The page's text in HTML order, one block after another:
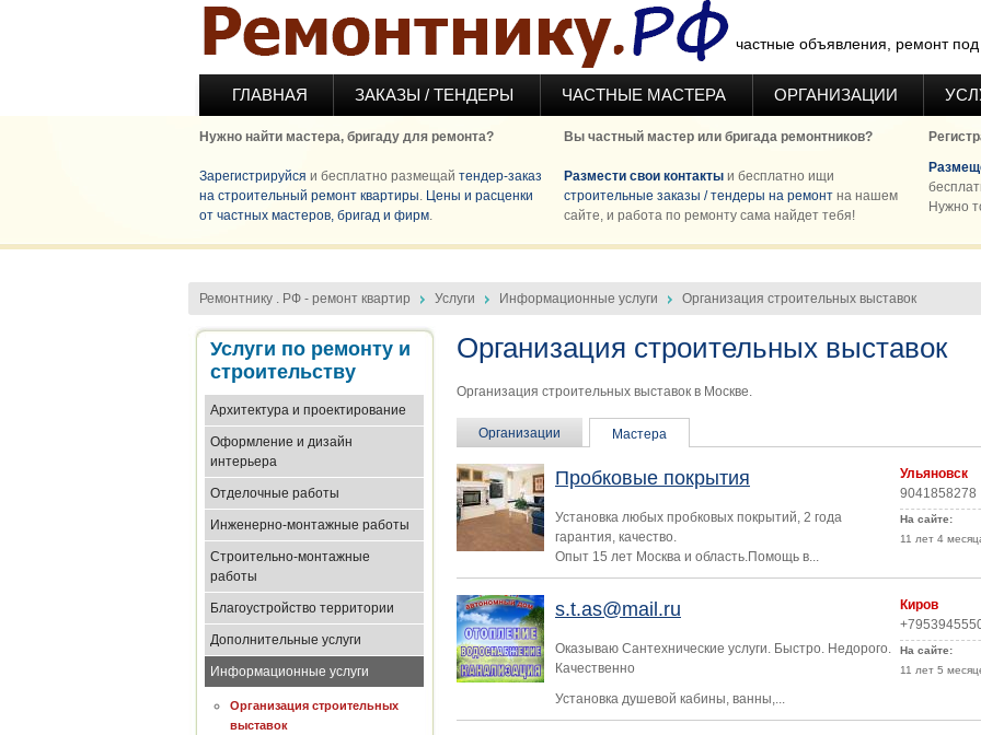
Перейти к основному содержанию
частные объявления, ремонт
ГЛАВНАЯ ЗАКАЗЫ / ТЕНДЕРЫ ЧАСТНЫЕ МАСТЕРА ОРГАНИЗАЦИИ
Нужно найти мастера, бригаду для ремонта?
Зарегистрируйся и бесплатно размещай тендер-заказ
на строительный ремонт квартиры. Цены и расценки
от частных мастеров, бригад и фирм.
Вы частный мастер или бригада ремонтников?
Размести свои контакты и бесплатно ищи
строительные заказы / тендеры на ремонт на нашем
сайте, и работа по ремонту сама найдет тебя!
Нужно
Ремонтнику . РФ - ремонт квартир Услуги Информационные услуги Организация строительных выставок
Услуги по ремонту и
строительству
Архитектура и проектирование
Оформление и дизайн
интерьера
Отделочные работы
Инженерно-монтажные работы
Строительно-монтажные
работы
Благоустройство территории
Дополнительные услуги
Информационные услуги
Организация строительных
выставок
Организация строительных выставок
Организация строительных выставок в Москве.
Организации Мастера
Ульяновск
9041858278
На сайте:
11 лет 4
Пробковые покрытия
Установка любых пробковых покрытий, 2 года
гарантия, качество.
Опыт 15 лет Москва и область.Помощь в...
Киров
На сайте:
11 лет 5
s.t.as@mail.ru
Оказываю Cантехнические услуги. Быстро. Недорого.
Качественно
Установка душевой кабины, вaнны,...